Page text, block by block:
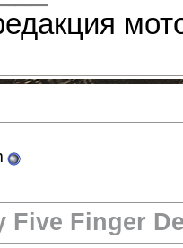
Five Finger